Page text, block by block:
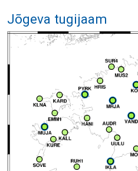
Jõgeva tugijaam